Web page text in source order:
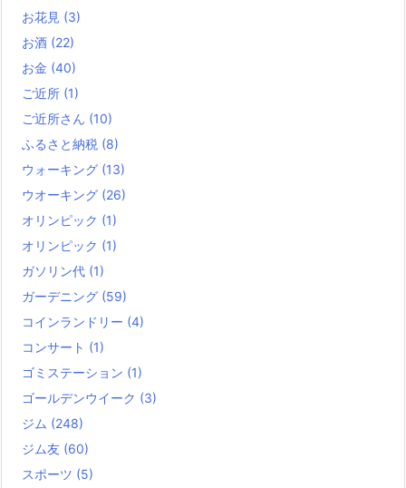
お花見 (3)
お酒 (22)
お金 (40)
ご近所 (1)
ご近所さん (10)
ふるさと納税 (8)
ウォーキング (13)
ウオーキング (26)
オリンピック (1)
オリンピック (1)
ガソリン代 (1)
ガーデニング (59)
コインランドリー (4)
コンサート (1)
ゴミステーション (1)
ゴールデンウイーク (3)
ジム (248)
ジム友 (60)
スポーツ (5)